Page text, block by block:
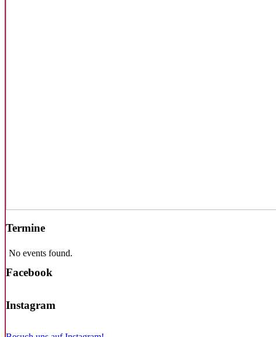
Termine
No events found.
Facebook
Instagram